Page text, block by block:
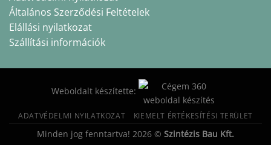
Általános Szerződési Feltételek
Elállási nyilatkozat
Szállítási információk
Weboldalt készítette:
ADATVÉDELMI NYILATKOZAT KIEMELT ÉRTÉKESÍTÉSI TERÜLET
Minden jog fenntartva! 2026 © Szintézis Bau Kft.